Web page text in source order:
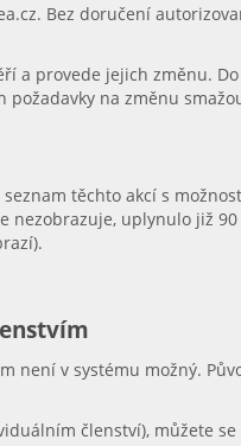
Bez doručení
provede jejich změnu.
na změnu
těchto akcí s
nezobrazuje, uplynulo již
v systému možný.
členství), můžete